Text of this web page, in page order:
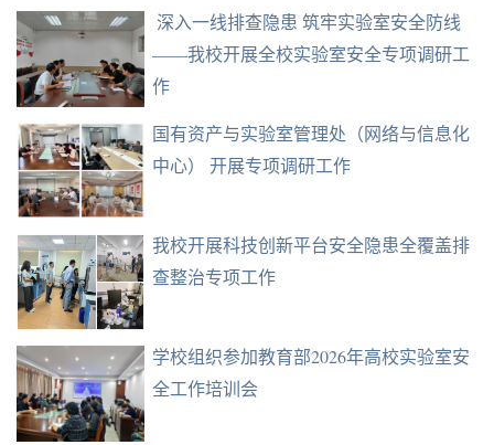
​ 深入一线排查隐患 筑牢实验室安全防线
——我校开展全校实验室安全专项调研工
作
国有资产与实验室管理处（网络与信息化
中心） 开展专项调研工作
我校开展科技创新平台安全隐患全覆盖排
查整治专项工作
学校组织参加教育部2026年高校实验室安
全工作培训会